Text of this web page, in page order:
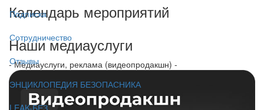
Подписка
Сотрудничество
Отзывы
ЭНЦИКЛОПЕДИЯ БЕЗОПАСНИКА
LEAK-БЕЗ
Календарь мероприятий
Наши медиауслуги
- Медиауслуги, реклама (видеопродакшн) -